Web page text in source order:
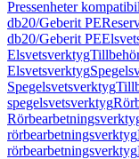
Pressenheter
db20/Geberit PE
db20/Geberit PE
Elsvetsverktyg
Elsvetsverktyg
Spegelsvetsverktyg
spegelsvetsverktyg
rörbearbetningsverktyg
rörbearbetningsverktyg